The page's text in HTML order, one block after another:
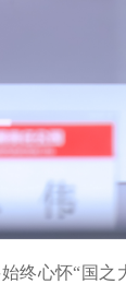
终心怀“国